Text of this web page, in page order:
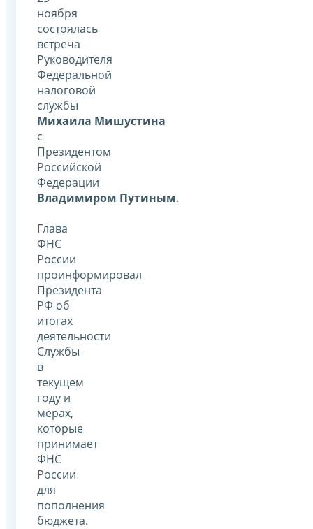
ноября
состоялась
встреча
Руководителя
Федеральной
налоговой
службы
Михаила Мишустина
с
Президентом
Российской
Федерации
Владимиром Путиным.
Глава
ФНС
России
проинформировал
Президента
РФ об
итогах
деятельности
Службы
в
текущем
году и
мерах,
которые
принимает
ФНС
России
для
пополнения
бюджета.